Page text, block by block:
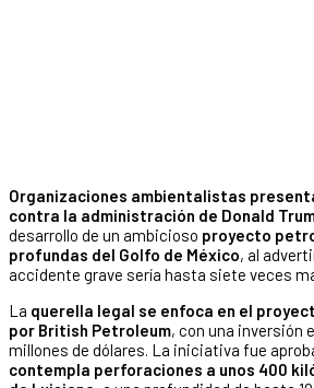
Organizaciones ambientalistas
contra la administración de Donald
desarrollo de un ambicioso proyecto
profundas del Golfo de México, al
accidente grave sería hasta siete veces
La querella legal se enfoca en el
por British Petroleum, con una inversión
millones de dólares. La iniciativa fue
contempla perforaciones a unos 400